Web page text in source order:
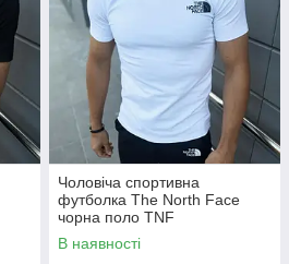
Чоловіча спортивна
футболка The North Face
чорна поло TNF
В наявності